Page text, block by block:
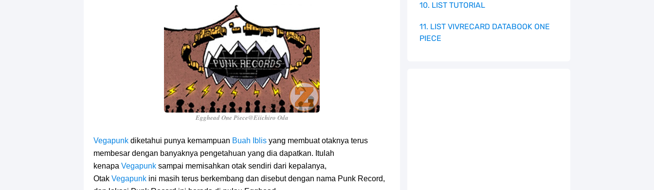
Egghead One Piece@Eiichiro Oda
Vegapunk diketahui punya kemampuan Buah Iblis yang membuat otaknya terus
membesar dengan banyaknya pengetahuan yang dia dapatkan. Itulah
kenapa Vegapunk sampai memisahkan otak sendiri dari kepalanya,
Otak Vegapunk ini masih terus berkembang dan disebut dengan nama Punk Record,
10. LIST TUTORIAL
11. LIST VIVRECARD DATABOOK ONE
PIECE